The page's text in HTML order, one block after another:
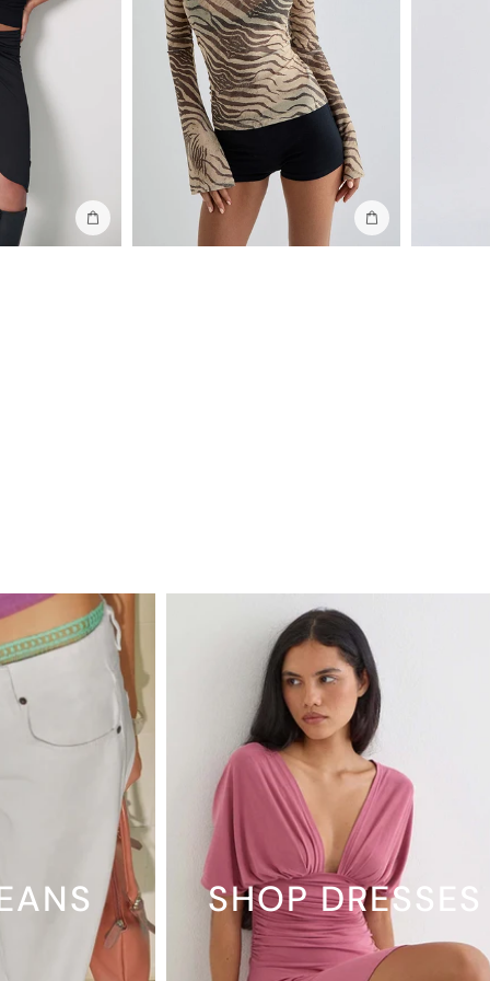
Ajouter au sac Ajouter au sac
SHOP DRESSES